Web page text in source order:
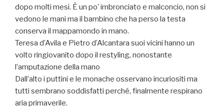
dopo molti mesi. È un po’ imbronciato e malconcio, non si
vedono le mani ma il bambino che ha perso la testa
conserva il mappamondo in mano.
Teresa d’Avila e Pietro d’Alcantara suoi vicini hanno un
volto ringiovanito dopo il restyling, nonostante
l’amputazione della mano
Dall’alto i puttini e le monache osservano incuriositi ma
tutti sembrano soddisfatti perché, finalmente respirano
aria primaverile.